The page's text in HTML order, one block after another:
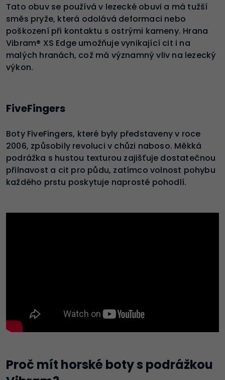
Tato obuv se používá v lezecké obuvi a má tužší
směs pryže, která odolává deformaci nebo
poškození při kontaktu s ostrými kameny. Hrana
Vibram® XS Edge umožňuje vynikající cit i na
malých hranách, což má významný vliv na lezecký
výkon.
FiveFingers
Boty FiveFingers, které byly představeny v roce
2006, způsobily revoluci v chůzi naboso. Měkká
podrážka s hustou texturou zajišťuje dostatečnou
přilnavost a cit pro půdu, zatímco volnost pohybu
každého prstu poskytuje naprosté pohodlí.
Proč mít horské boty s podrážkou